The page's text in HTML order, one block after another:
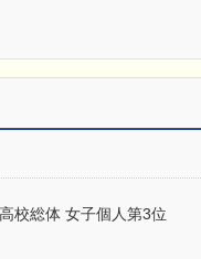
校総体 女子個人第3位